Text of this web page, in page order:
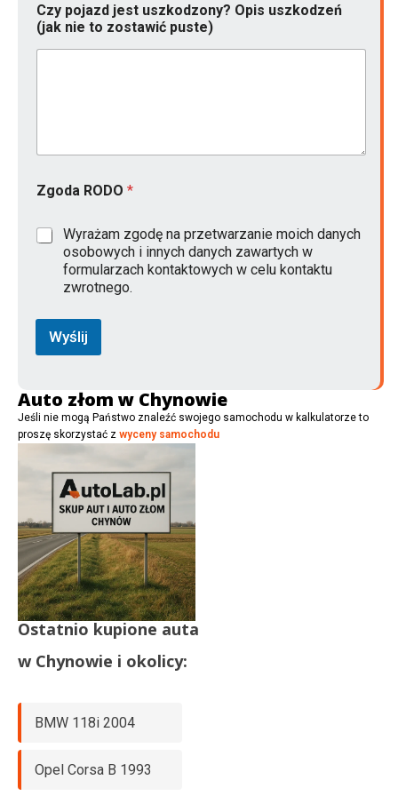
o
w
y
Czy pojazd jest uszkodzony? Opis uszkodzeń
(jak nie to zostawić puste)
Zgoda RODO *
Wyrażam zgodę na przetwarzanie moich danych
osobowych i innych danych zawartych w
formularzach kontaktowych w celu kontaktu
zwrotnego.
Wyślij
Auto złom w Chynowie
Jeśli nie mogą Państwo znaleźć swojego samochodu w kalkulatorze to
proszę skorzystać z wyceny samochodu
Ostatnio kupione auta
w Chynowie i okolicy:
BMW 118i 2004
Opel Corsa B 1993